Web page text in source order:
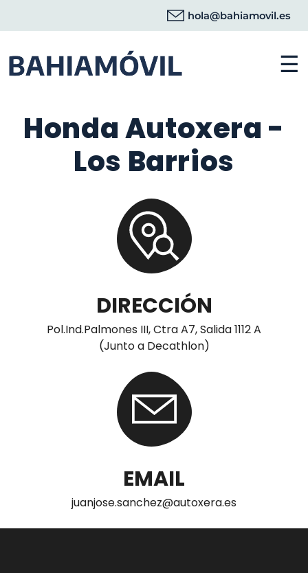
hola@bahiamovil.es
☰
Honda Autoxera -
Los Barrios
DIRECCIÓN
Pol.Ind.Palmones III, Ctra A7, Salida 1112 A
(Junto a Decathlon)
EMAIL
juanjose.sanchez@autoxera.es